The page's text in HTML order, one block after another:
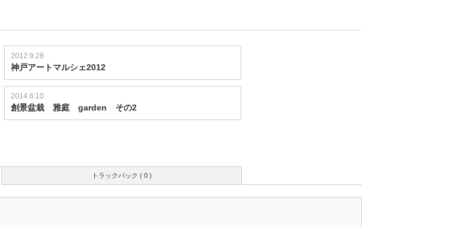
2012.9.28
神戸アートマルシェ2012
2014.6.10
創景盆栽 雅庭 garden その2
トラックバック ( 0 )